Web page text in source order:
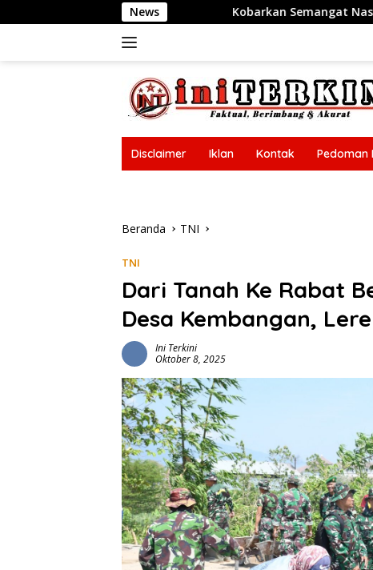
ke
News
Kobarkan Semangat Nasionalisme, Bhabinkamtibmas
Disclaimer Iklan Kontak Pedoman
Beranda TNI
TNI
Dari Tanah Ke Rabat
Desa Kembangan,
Ini Terkini
Oktober 8, 2025